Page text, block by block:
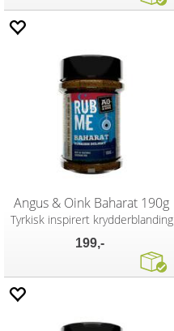
Angus & Oink Baharat 190g
Tyrkisk inspirert krydderblanding
199,-